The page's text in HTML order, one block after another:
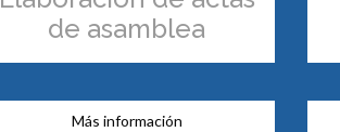
de asamblea
Más información